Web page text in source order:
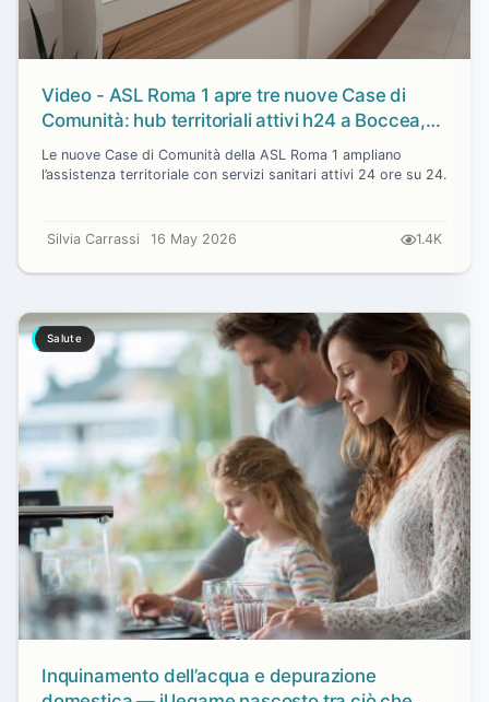
Video - ASL Roma 1 apre tre nuove Case di
Comunità: hub territoriali attivi h24 a Boccea,
Coppedè e Cassia
Le nuove Case di Comunità della ASL Roma 1 ampliano
l’assistenza territoriale con servizi sanitari attivi 24 ore su 24.
Silvia Carrassi 16 May 2026 1.4K
Salute
Inquinamento dell’acqua e depurazione